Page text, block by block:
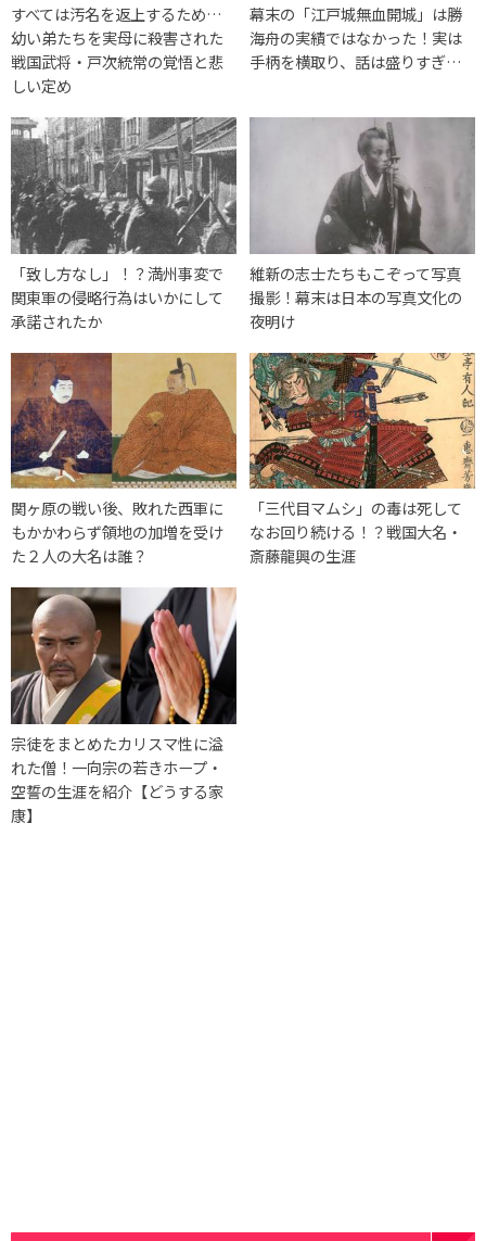
すべては汚名を返上するため…
幼い弟たちを実母に殺害された
戦国武将・戸次統常の覚悟と悲
しい定め
幕末の「江戸城無血開城」は勝
海舟の実績ではなかった！実は
手柄を横取り、話は盛りすぎ…
「致し方なし」！？満州事変で
関東軍の侵略行為はいかにして
承諾されたか
維新の志士たちもこぞって写真
撮影！幕末は日本の写真文化の
夜明け
関ヶ原の戦い後、敗れた西軍に
もかかわらず領地の加増を受け
た２人の大名は誰？
「三代目マムシ」の毒は死して
なお回り続ける！？戦国大名・
斎藤龍興の生涯
宗徒をまとめたカリスマ性に溢
れた僧！一向宗の若きホープ・
空誓の生涯を紹介【どうする家
康】